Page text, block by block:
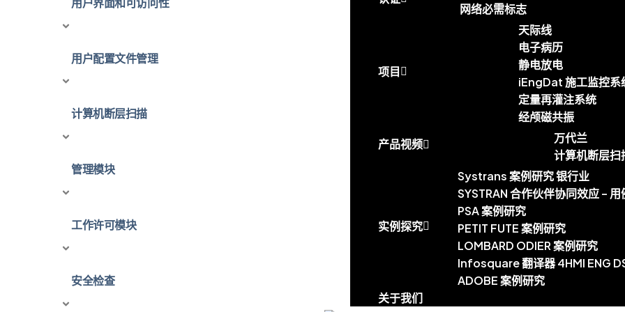
网络必需标志
项目
天际线
电子病历
静电放电
iEngDat 施工监控系
定量再灌注系统
经颅磁共振
产品视频
万代兰
计算机断层扫
实例探究
Systrans 案例研究 银行业
SYSTRAN 合作伙伴协同效应 – 用
PSA 案例研究
PETIT FUTE 案例研究
LOMBARD ODIER 案例研究
Infosquare 翻译器 4HMI ENG
ADOBE 案例研究
关于我们
用户配置文件管理
计算机断层扫描
管理模块
工作许可模块
安全检查